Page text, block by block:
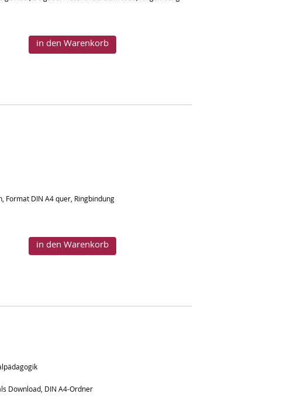
in den Warenkorb
Format DIN A4 quer, Ringbindung
in den Warenkorb
Download, DIN A4-Ordner